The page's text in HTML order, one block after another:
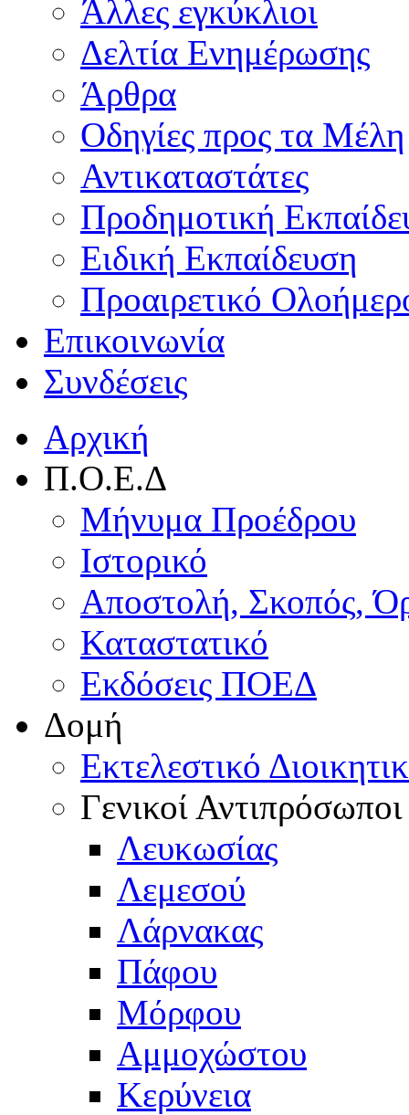
Άλλες εγκύκλιοι
Δελτία Ενημέρωσης
Άρθρα
Οδηγίες προς τα Μέλη
Αντικαταστάτες
Προδημοτική
Ειδική Εκπαίδευση
Προαιρετικό
Επικοινωνία
Συνδέσεις
Αρχική
Π.Ο.Ε.Δ
Μήνυμα Προέδρου
Ιστορικό
Αποστολή, Σκοπός,
Καταστατικό
Εκδόσεις ΠΟΕΔ
Δομή
Εκτελεστικό
Γενικοί Αντιπρόσωποι
Λευκωσίας
Λεμεσού
Λάρνακας
Πάφου
Μόρφου
Αμμοχώστου
Κερύνεια